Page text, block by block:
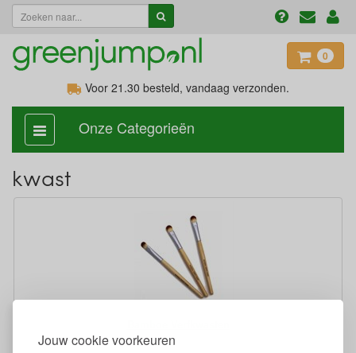
Jouw cookie voorkeuren
0
Voor 21.30 besteld, vandaag verzonden.
categorie
aan,
Onze Categorieën
kwast